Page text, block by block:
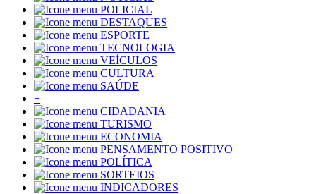
POLICIAL
DESTAQUES
ESPORTE
TECNOLOGIA
VEÍCULOS
CULTURA
SAÚDE
+
CIDADANIA
TURISMO
ECONOMIA
PENSAMENTO POSITIVO
POLÍTICA
SORTEIOS
INDICADORES